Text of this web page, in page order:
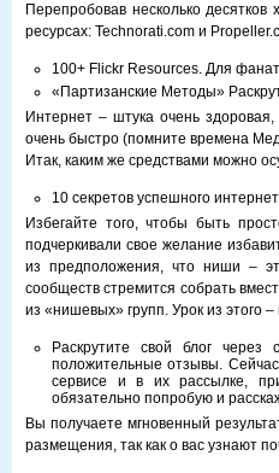
Перепробовав несколько
ресурсах: Technorati.com и
100+ Flickr Resources. Для
«Партизанские Методы»
Интернет – штука очень
очень быстро (помните времена
Итак, каким же средствами можно
10 секретов успешного
Избегайте того, чтобы быть
подчеркивали свое желание
из предположения, что ниши –
сообществ стремится собрать
из «нишевых» групп. Урок из этого
Раскрутите свой блог
положительные отзывы.
сервисе и в их рассылке,
обязательно попробую и
Вы получаете мгновенный
размещения, так как о вас узнают